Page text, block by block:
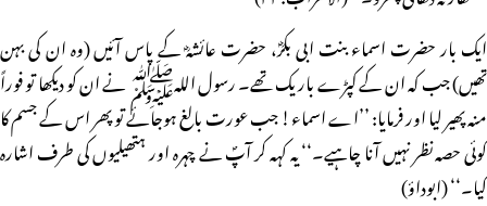
ایک بار حضرت اسماء بنت ابی بکرؓ، حضرت عائشہؓ کے پاس آئیں (وہ ان کی بہن
تھیں) جب کہ ان کے کپڑے باریک تھے۔ رسول اللہﷺ نے ان کو دیکھا تو فوراً
منہ پھیر لیا اور فرمایا: ’’اے اسماء! جب عورت بالغ ہوجائے تو پھر اس کے جسم کا
کوئی حصہ نظر نہیں آنا چاہیے۔‘‘ یہ کہہ کر آپؐ نے چہرہ اور ہتھیلیوں کی طرف اشارہ
کیا۔‘‘ (ابوداؤ)